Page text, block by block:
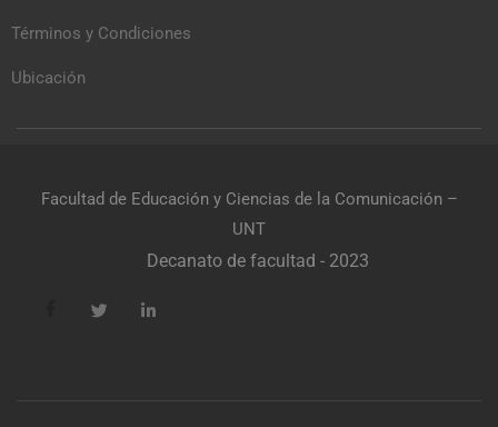
Términos y Condiciones
Ubicación
Facultad de Educación y Ciencias de la Comunicación –
UNT
Decanato de facultad - 2023